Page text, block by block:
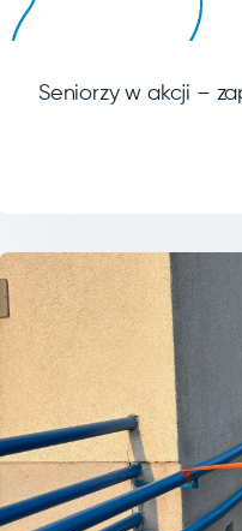
Seniorzy w akcji –